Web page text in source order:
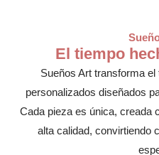
El tiempo
Sueños Art transforma
personalizados diseñados
Cada pieza es única, creada
alta calidad, convirtiendo